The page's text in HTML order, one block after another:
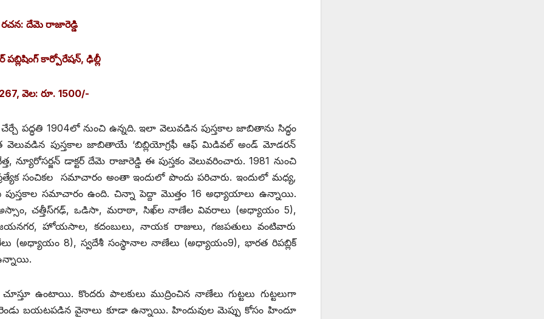
రచన: దేమె రాజారెడ్డి
‌పబ్లిషింగ్‌ ‌కార్పోరేషన్‌, ‌ఢిల్లీ
వెల: రూ. 1500/-
పద్ధతి 1904లో నుంచి ఉన్నది. ఇలా వెలువడిన పుస్తకాల జాబితాను సిద్ధం
వెలువడిన పుస్తకాల జాబితాయే ‘బిబ్లియోగ్రఫీ ఆఫ్‌ ‌మిడివల్‌ అం‌డ్‌ ‌మోడరన్‌
న్యూరోసర్జన్‌ ‌డాక్టర్‌ ‌దేమె రాజారెడ్డి ఈ పుస్తకం వెలువరించారు. 1981 నుంచి
సంచికల సమాచారం అంతా ఇందులో పొందు పరిచారు. ఇందులో మధ్య,
పుస్తకాల సమాచారం ఉంది. చిన్నా పెద్దా మొత్తం 16 అధ్యాయాలు ఉన్నాయి.
చత్తీస్‌గఢ్‌, ఒడిసా, మరాఠా, సిఖ్‌ల నాణేల వివరాలు (అధ్యాయం 5),
హోయసాల, కదంబులు, నాయక రాజులు, గజపతులు వంటివారు
(అధ్యాయం 8), స్వదేశీ సంస్థానాల నాణేలు (అధ్యాయం9), భారత రిపబ్లిక్‌
ఉంటాయి. కొందరు పాలకులు ముద్రించిన నాణేలు గుట్టలు గుట్టలుగా
బయటపడిన వైనాలు కూడా ఉన్నాయి. హిందువుల మెప్పు కోసం హిందూ